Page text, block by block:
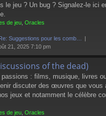
le jeu ? Un bug ? Signalez-le ici
de jeu Oracles
Suggestions pour les comb…
21, 2025 7:10 pm
of the dead)
: films, musique, livres
discuter des œuvres que vous
jeux et notamment le célèbre
de jeu Oracles